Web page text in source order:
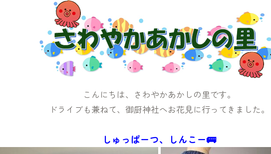
こんにちは、さわやかあかしの里です。
ドライブも兼ねて、御厨神社へお花見に行ってきました。
しゅっぱーつ、しんこー🚌